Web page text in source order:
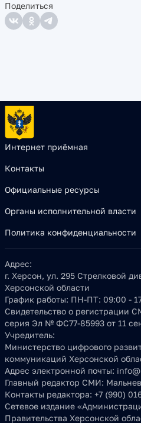
Поделиться
Интернет приёмная
Контакты
Официальные ресурсы
Органы исполнительной власти
Политика конфиденциальности
Адрес:
г. Херсон, ул. 295 Стрелковой
Херсонской области
График работы: ПН-ПТ: 09:00 -
Свидетельство о регистрации
серия Эл № ФС77-85993 от 11
Учредитель:
Министерство цифрового
коммуникаций Херсонской
Адрес электронной почты:
Главный редактор СМИ:
Контакты редактора: +7 (990)
Сетевое издание
Правительства Херсонской